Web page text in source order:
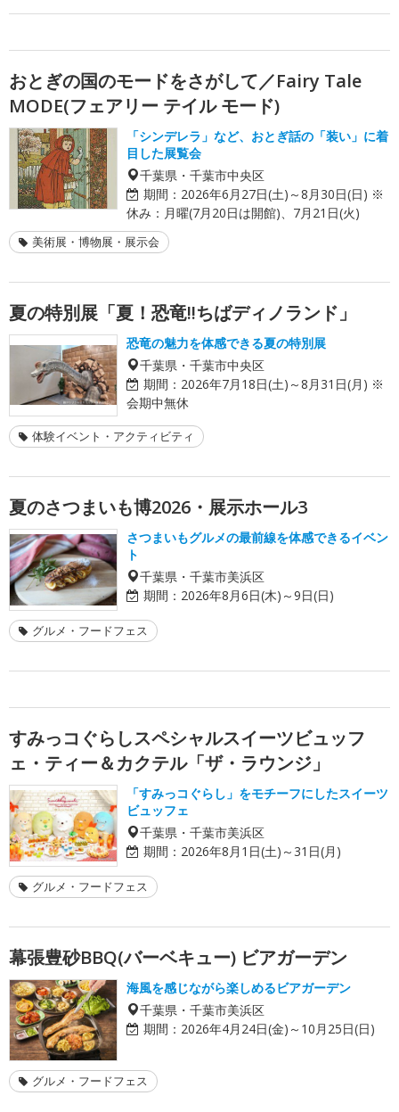
おとぎの国のモードをさがして／Fairy Tale
MODE(フェアリー テイル モード)
「シンデレラ」など、おとぎ話の「装い」に着
目した展覧会
千葉県・千葉市中央区
期間： 2026年6月27日(土)～8月30日(日) ※
休み：月曜(7月20日は開館)、7月21日(火)
美術展・博物展・展示会
夏の特別展「夏！恐竜!!ちばディノランド」
恐竜の魅力を体感できる夏の特別展
千葉県・千葉市中央区
期間： 2026年7月18日(土)～8月31日(月) ※
会期中無休
体験イベント・アクティビティ
夏のさつまいも博2026・展示ホール3
さつまいもグルメの最前線を体感できるイベン
ト
千葉県・千葉市美浜区
期間： 2026年8月6日(木)～9日(日)
グルメ・フードフェス
すみっコぐらしスペシャルスイーツビュッフ
ェ・ティー＆カクテル「ザ・ラウンジ」
「すみっコぐらし」をモチーフにしたスイーツ
ビュッフェ
千葉県・千葉市美浜区
期間： 2026年8月1日(土)～31日(月)
グルメ・フードフェス
幕張豊砂BBQ(バーベキュー) ビアガーデン
海風を感じながら楽しめるビアガーデン
千葉県・千葉市美浜区
期間： 2026年4月24日(金)～10月25日(日)
グルメ・フードフェス